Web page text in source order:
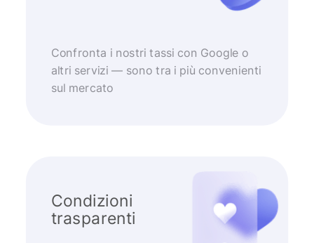
Confronta i nostri tassi con Google o
altri servizi — sono tra i più convenienti
sul mercato
Condizioni
trasparenti